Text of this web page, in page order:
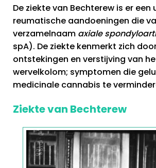
De ziekte van Bechterew is er een
reumatische aandoeningen die
verzamelnaam axiale
spA). De ziekte kenmerkt zich
ontstekingen en verstijving van
wervelkolom; symptomen die
medicinale cannabis te
Ziekte van Bechterew